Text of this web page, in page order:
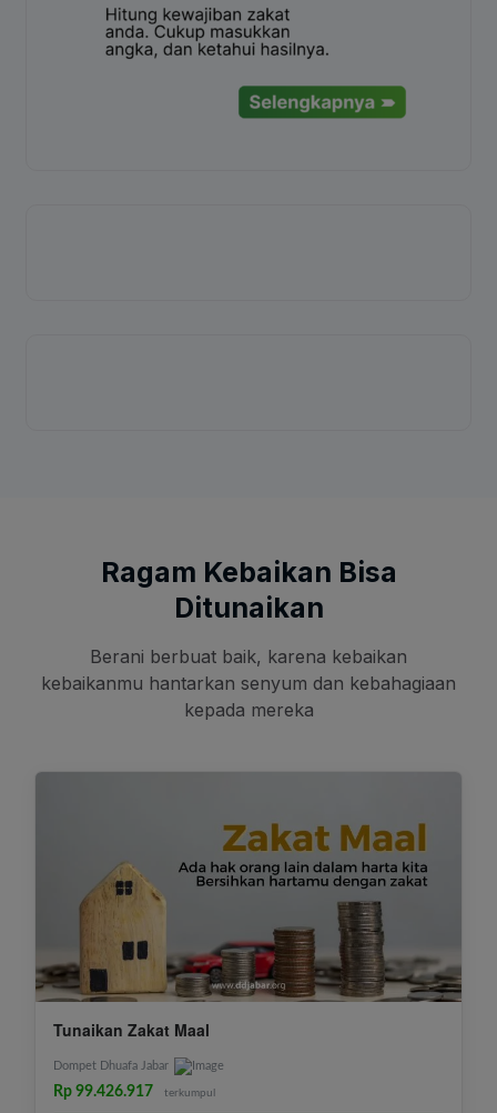
Ragam Kebaikan Bisa
Ditunaikan
Berani berbuat baik, karena kebaikan
kebaikanmu hantarkan senyum dan kebahagiaan
kepada mereka
Tunaikan Zakat Maal
Dompet Dhuafa Jabar
Rp 99.426.917 terkumpul